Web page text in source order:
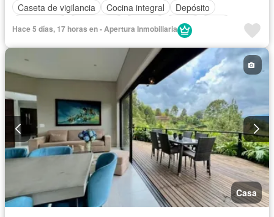
Caseta de vigilancia
Cocina integral
Depósito
Jardín
Tanque de agua
Vista panorámica
Hace 5 días, 17 horas en - Apertura Inmobiliaria
Casa